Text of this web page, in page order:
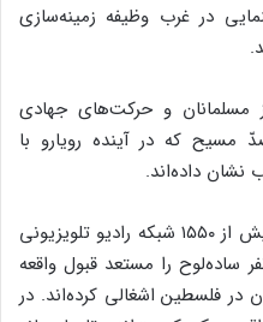
در غرب وظیفه زمینه‌سازی
و حرکت‌های جهادی
مسیح که در آینده رویارو با
داده‌اند.
ـ مسیحیان صهیونیست از طریق بیش از ۱۵۵۰ شبکه رادیو تلویزیونی
ساده‌لوح را مستعد قبول واقعه
در فلسطین اشغالی کرده‌اند. در